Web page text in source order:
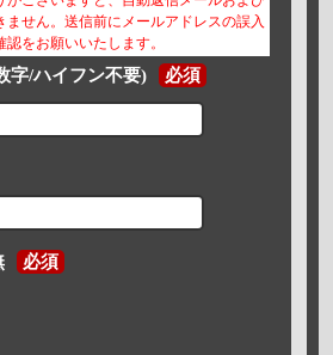
ません。送信前にメールアドレスの誤入
をお願いいたします。
字/ハイフン不要) 必須
必須